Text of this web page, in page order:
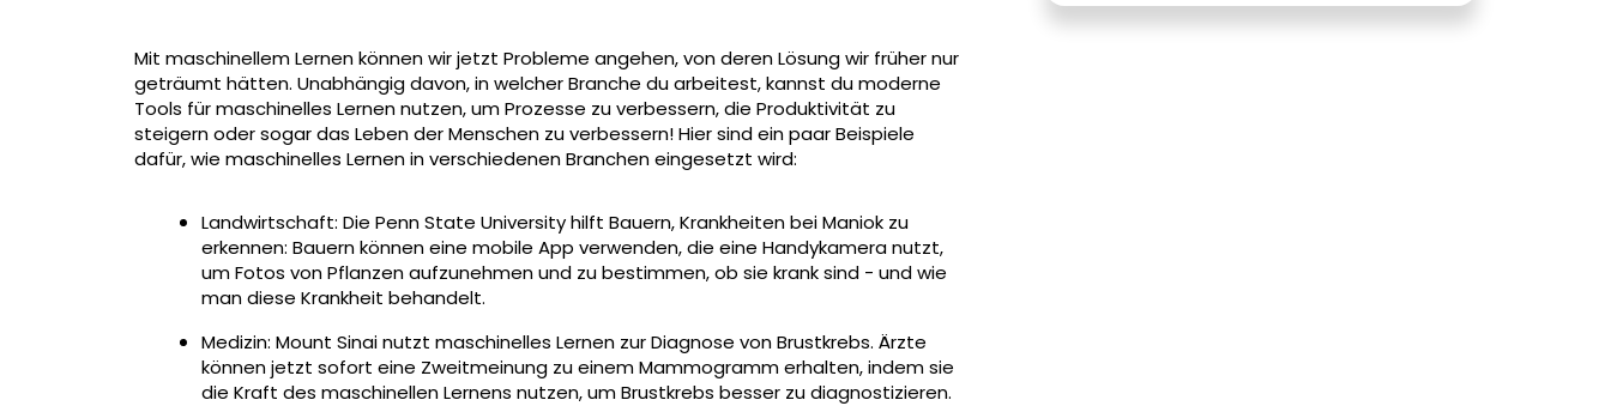
Mit maschinellem Lernen können wir jetzt Probleme angehen, von deren Lösung wir früher nur
geträumt hätten. Unabhängig davon, in welcher Branche du arbeitest, kannst du moderne
Tools für maschinelles Lernen nutzen, um Prozesse zu verbessern, die Produktivität zu
steigern oder sogar das Leben der Menschen zu verbessern! Hier sind ein paar Beispiele
dafür, wie maschinelles Lernen in verschiedenen Branchen eingesetzt wird:
Landwirtschaft: Die Penn State University hilft Bauern, Krankheiten bei Maniok zu
erkennen: Bauern können eine mobile App verwenden, die eine Handykamera nutzt,
um Fotos von Pflanzen aufzunehmen und zu bestimmen, ob sie krank sind - und wie
man diese Krankheit behandelt.
Medizin: Mount Sinai nutzt maschinelles Lernen zur Diagnose von Brustkrebs. Ärzte
können jetzt sofort eine Zweitmeinung zu einem Mammogramm erhalten, indem sie
die Kraft des maschinellen Lernens nutzen, um Brustkrebs besser zu diagnostizieren.